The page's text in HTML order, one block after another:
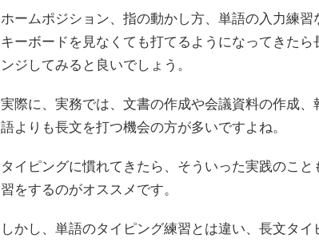
ホームポジション、指の動かし方、単語の入力練習
キーボードを見なくても打てるようになってきた
ンジしてみると良いでしょう。
実際に、実務では、文書の作成や会議資料の作成
語よりも長文を打つ機会の方が多いですよね。
タイピングに慣れてきたら、そういった実践のこ
習をするのがオススメです。
しかし、単語のタイピング練習とは違い、長文タ